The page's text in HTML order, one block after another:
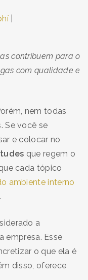
|
contribuem para o
com qualidade e
nem todas
Se você se
e colocar no
que regem o
cada tópico
ambiente interno
a
empresa. Esse
o que ela é
disso, oferece